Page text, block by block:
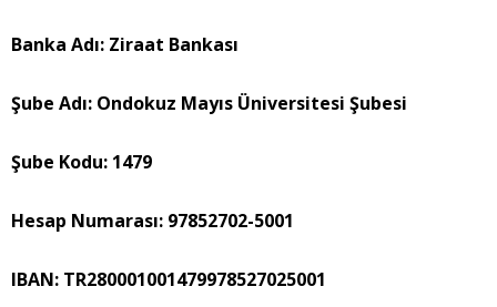
Banka Adı: Ziraat Bankası
Şube Adı: Ondokuz Mayıs Üniversitesi Şubesi
Şube Kodu: 1479
Hesap Numarası: 97852702-5001
IBAN: TR280001001479978527025001